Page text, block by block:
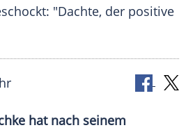
"Dachte, der positive
hat nach seinem